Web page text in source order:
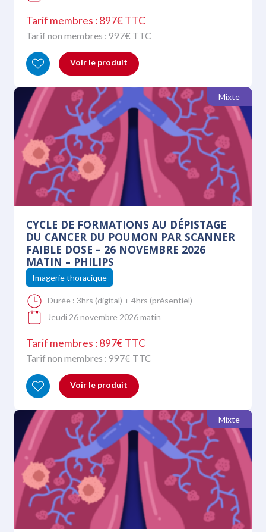
Tarif membres : 897€ TTC
Tarif non membres : 997€ TTC
Voir le produit
Mixte
CYCLE DE FORMATIONS AU DÉPISTAGE
DU CANCER DU POUMON PAR SCANNER
FAIBLE DOSE – 26 NOVEMBRE 2026
MATIN – PHILIPS
Imagerie thoracique
Durée : 3hrs (digital) + 4hrs (présentiel)
Jeudi 26 novembre 2026 matin
Tarif membres : 897€ TTC
Tarif non membres : 997€ TTC
Voir le produit
Mixte